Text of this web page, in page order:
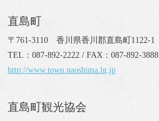
直島町
〒761-3110 香川県香川郡直島町1122-1
TEL：087-892-2222 / FAX：087-892-3888
http://www.town.naoshima.lg.jp
直島町観光協会